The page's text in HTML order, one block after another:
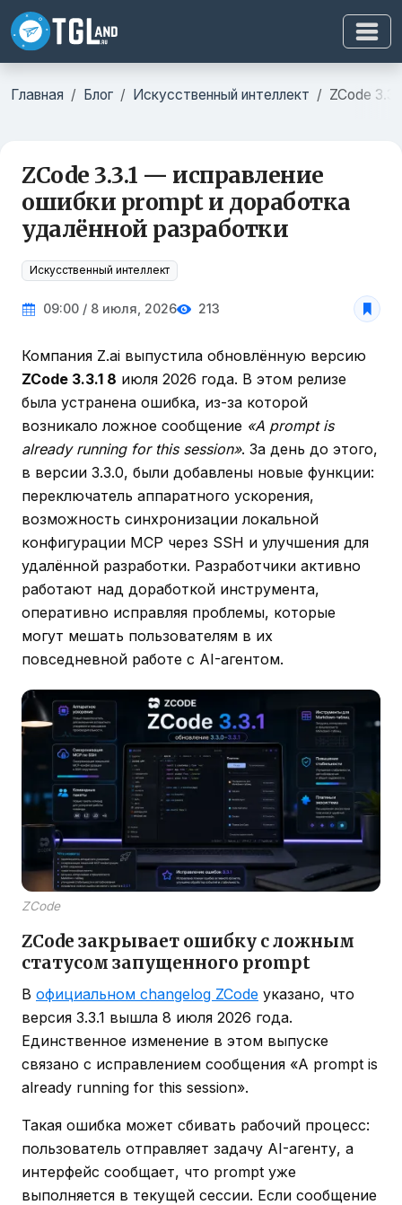
Главная Блог Искусственный интеллект ZCode
ZCode 3.3.1 — исправление
ошибки prompt и доработка
удалённой разработки
Искусственный интеллект
09:00 / 8 июля, 2026 213
Компания Z.ai выпустила обновлённую версию
ZCode 3.3.1 8 июля 2026 года. В этом релизе
была устранена ошибка, из-за которой
возникало ложное сообщение «A prompt is
already running for this session». За день до этого,
в версии 3.3.0, были добавлены новые функции:
переключатель аппаратного ускорения,
возможность синхронизации локальной
конфигурации MCP через SSH и улучшения для
удалённой разработки. Разработчики активно
работают над доработкой инструмента,
оперативно исправляя проблемы, которые
могут мешать пользователям в их
повседневной работе с AI-агентом.
ZCode
ZCode закрывает ошибку с ложным
статусом запущенного prompt
В официальном changelog ZCode указано, что
версия 3.3.1 вышла 8 июля 2026 года.
Единственное изменение в этом выпуске
связано с исправлением сообщения «A prompt is
already running for this session».
Такая ошибка может сбивать рабочий процесс:
пользователь отправляет задачу AI-агенту, а
интерфейс сообщает, что prompt уже
выполняется в текущей сессии. Если сообщение